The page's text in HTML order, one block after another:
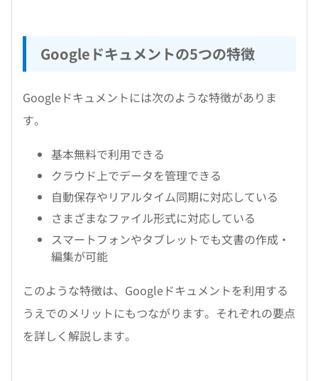
Googleドキュメントの5つの特徴
Googleドキュメントには次のような特徴がありま
す。
基本無料で利用できる
クラウド上でデータを管理できる
自動保存やリアルタイム同期に対応している
さまざまなファイル形式に対応している
スマートフォンやタブレットでも文書の作成・
編集が可能
このような特徴は、Googleドキュメントを利用する
うえでのメリットにもつながります。それぞれの要点
を詳しく解説します。